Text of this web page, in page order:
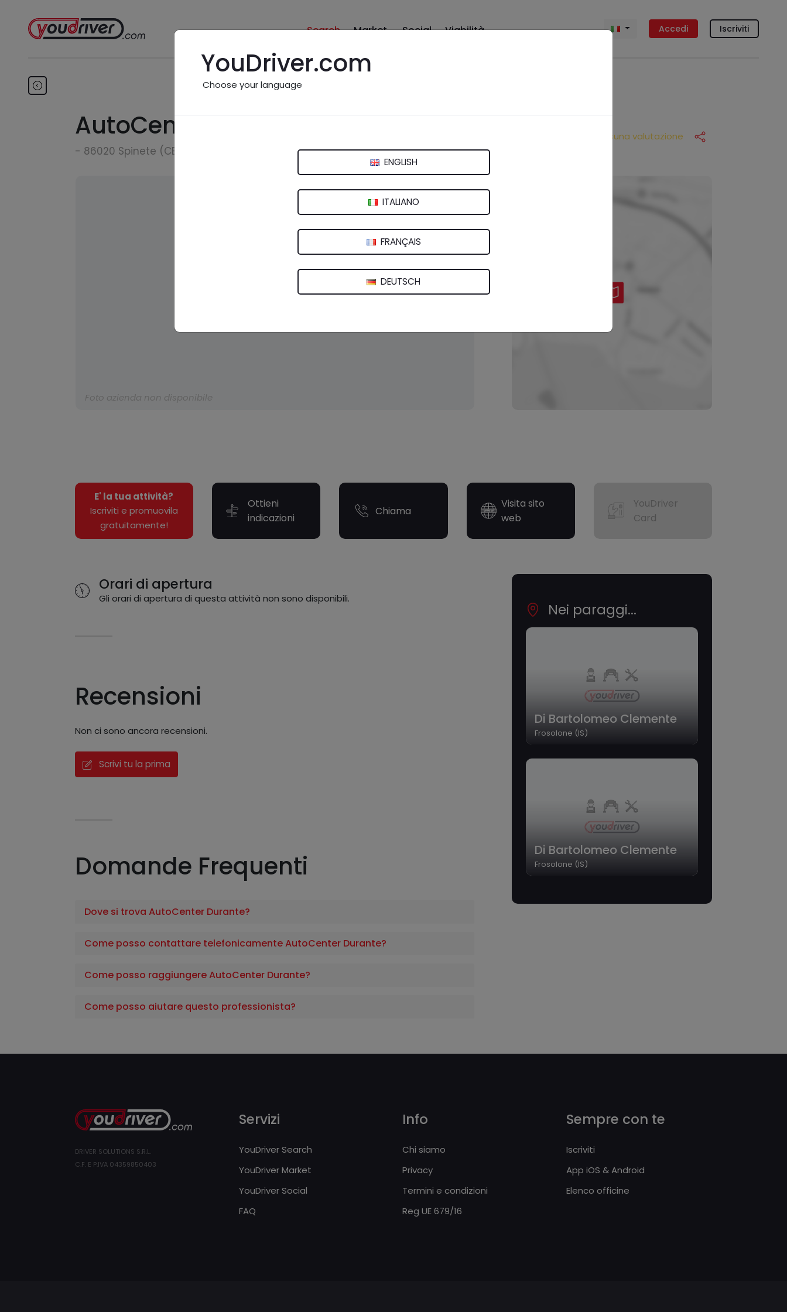
Search Market Social Viabilità Accedi Iscriviti
AutoCenter Durante
- 86020 Spinete (CB)
Nessuna valutazione
Foto azienda non disponibile
E' la tua attività?
Iscriviti e promuovila
gratuitamente!
Ottieni
indicazioni
Chiama
Visita sito
web
YouDriver
Card
Orari di apertura
Gli orari di apertura di questa attività non sono disponibili.
Recensioni
Non ci sono ancora recensioni.
Scrivi tu la prima
Domande Frequenti
Dove si trova AutoCenter Durante?
Come posso contattare telefonicamente AutoCenter Durante?
Come posso raggiungere AutoCenter Durante?
Come posso aiutare questo professionista?
Nei paraggi...
Di Bartolomeo Clemente
Frosolone (IS)
Di Bartolomeo Clemente
Frosolone (IS)
YouDriver.com
Choose your language
ENGLISH
ITALIANO
FRANÇAIS
DEUTSCH
DRIVER SOLUTIONS S.R.L.
C.F. E P.IVA 04359850403
Servizi
YouDriver Search
YouDriver Market
YouDriver Social
FAQ
Info
Chi siamo
Privacy
Termini e condizioni
Reg UE 679/16
Sempre con te
Iscriviti
App iOS & Android
Elenco officine